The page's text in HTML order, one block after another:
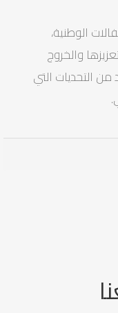
الوطنية،
والخروج
التحديات التي